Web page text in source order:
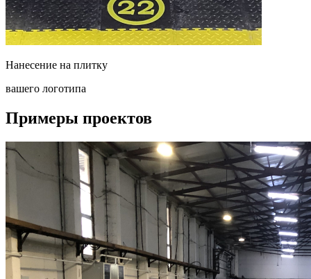
Нанесение на плитку
вашего логотипа
Примеры проектов